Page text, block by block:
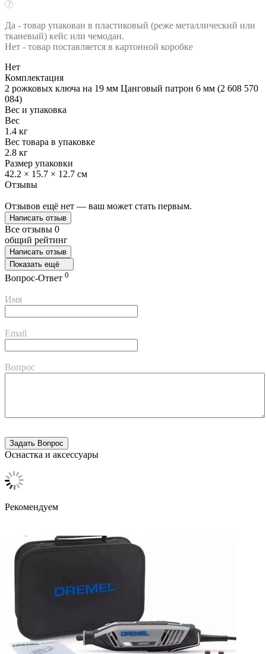
Да - товар упакован в пластиковый (реже металлический или
тканевый) кейс или чемодан.
Нет - товар поставляется в картонной коробке
Нет
Комплектация
2 рожковых ключа на 19 мм Цанговый патрон 6 мм (2 608 570
084)
Вес и упаковка
Вес
1.4 кг
Вес товара в упаковке
2.8 кг
Размер упаковки
42.2 × 15.7 × 12.7 см
Отзывы
Отзывов ещё нет — ваш может стать первым.
Написать отзыв
Все отзывы 0
общий рейтинг
Написать отзыв
Показать ещё
Вопрос-Ответ 0
Имя
Email
Вопрос
Оснастка и аксессуары
Рекомендуем